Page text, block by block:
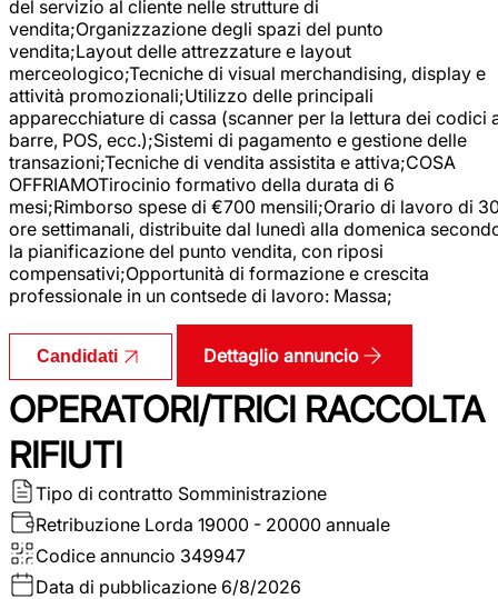
del servizio al cliente nelle strutture di
vendita;Organizzazione degli spazi del punto
vendita;Layout delle attrezzature e layout
merceologico;Tecniche di visual merchandising, display e
attività promozionali;Utilizzo delle principali
apparecchiature di cassa (scanner per la lettura dei codici
barre, POS, ecc.);Sistemi di pagamento e gestione delle
transazioni;Tecniche di vendita assistita e attiva;COSA
OFFRIAMOTirocinio formativo della durata di 6
mesi;Rimborso spese di €700 mensili;Orario di lavoro di
ore settimanali, distribuite dal lunedì alla domenica
la pianificazione del punto vendita, con riposi
compensativi;Opportunità di formazione e crescita
professionale in un contsede di lavoro: Massa;
Candidati Dettaglio annuncio
OPERATORI/TRICI RACCOLTA
RIFIUTI
Tipo di contratto Somministrazione
Retribuzione Lorda 19000 - 20000 annuale
Codice annuncio 349947
Data di pubblicazione 6/8/2026